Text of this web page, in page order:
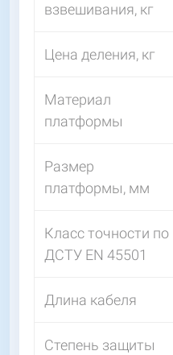
взвешивания, кг
Цена деления, кг
Материал
платформы
Размер
платформы, мм
Класс точности по
ДСТУ EN 45501
Длина кабеля
Степень защиты